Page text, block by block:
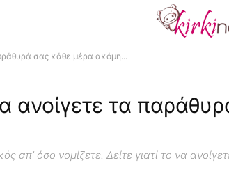
σας κάθε μέρα ακόμη...
ανοίγετε τα
απ’ όσο νομίζετε. Δείτε γιατί το να